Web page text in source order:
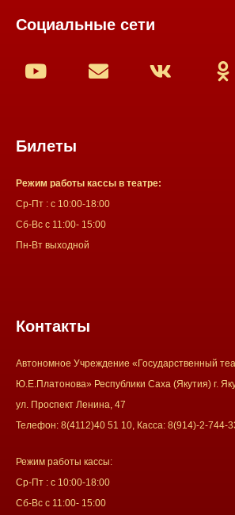
Социальные сети
Билеты
Режим работы кассы в театре:
Ср-Пт : с 10:00-18:00
Сб-Вс с 11:00- 15:00
Пн-Вт выходной
Контакты
Автономное Учреждение «Государственный
Ю.Е.Платонова» Республики Саха (Якутия) г.
ул. Проспект Ленина, 47
Телефон: 8(4112)40 51 10, Касса: 8(914)-2-744-
Режим работы кассы:
Ср-Пт : с 10:00-18:00
Сб-Вс с 11:00- 15:00